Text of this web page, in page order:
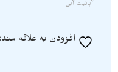
آپاتیت آبی
افزودن به علاقه